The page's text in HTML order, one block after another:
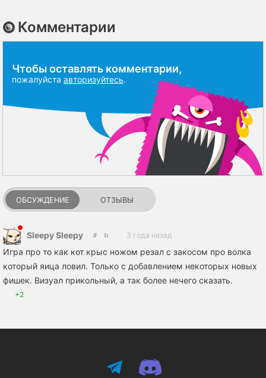
Комментарии
Чтобы оставлять комментарии,
пожалуйста авторизуйтесь.
ОБСУЖДЕНИЕ ОТЗЫВЫ
Sleepy Sleepy 3 года назад
Игра про то как кот крыс ножом резал с закосом про волка
который яица ловил. Только с добавлением некоторых новых
фишек. Визуал прикольный, а так более нечего сказать.
+2